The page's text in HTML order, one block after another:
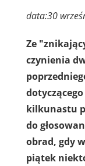
data:30
Ze
czynienia
kilkunastu
do
obrad, gdy
piątek